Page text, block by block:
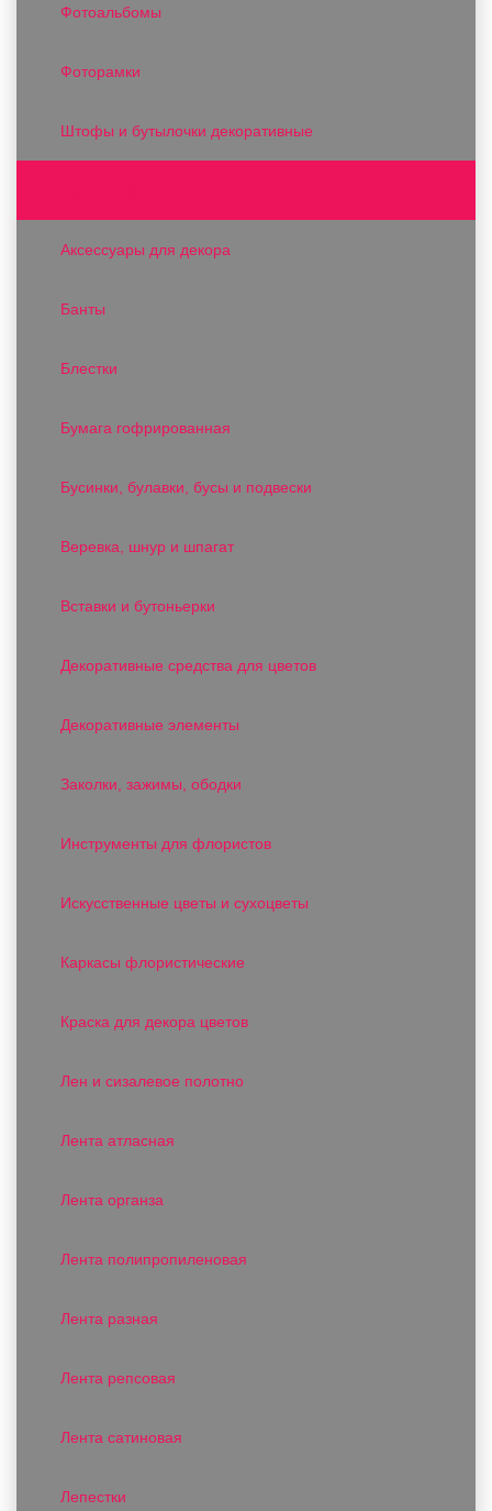
Фотоальбомы
Фоторамки
Штофы и бутылочки декоративные
Аксессуары для декора
Банты
Блестки
Бумага гофрированная
Бусинки, булавки, бусы и подвески
Веревка, шнур и шпагат
Вставки и бутоньерки
Декоративные средства для цветов
Декоративные элементы
Заколки, зажимы, ободки
Инструменты для флористов
Искусственные цветы и сухоцветы
Каркасы флористические
Краска для декора цветов
Лен и сизалевое полотно
Лента атласная
Лента органза
Лента полипропиленовая
Лента разная
Лента репсовая
Лента сатиновая
Лепестки